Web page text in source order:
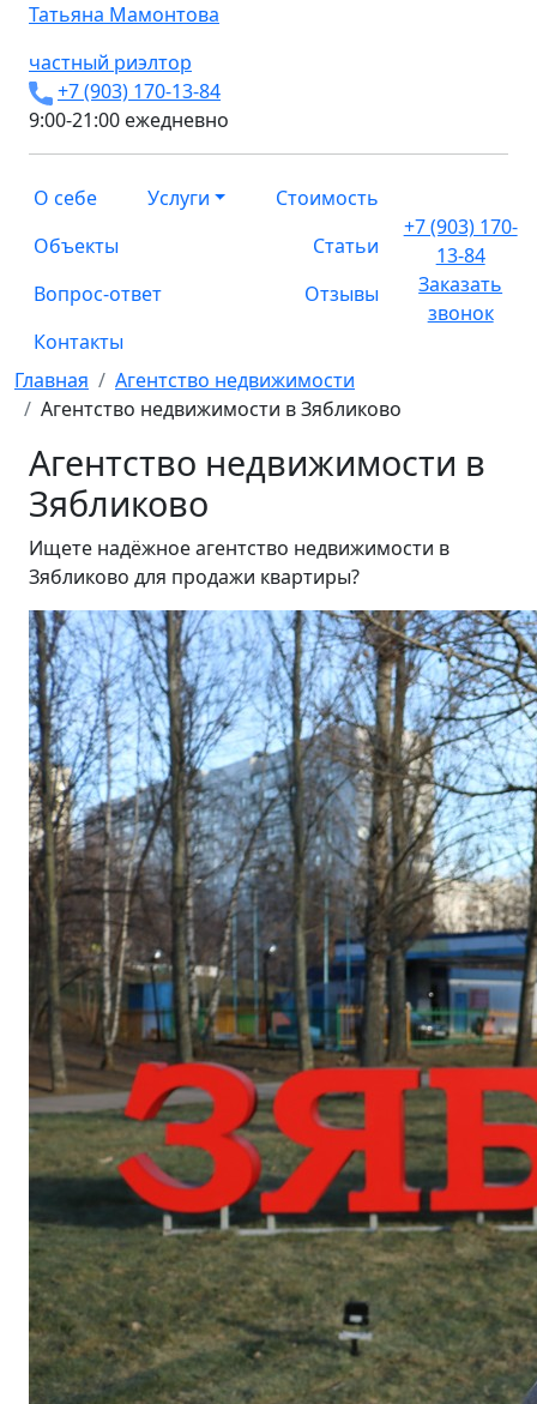
Татьяна Мамонтова
частный риэлтор
+7 (903) 170-13-84
9:00-21:00 ежедневно
О себе Услуги
Стоимость
Объекты
Статьи
Вопрос-ответ
Отзывы
Контакты
+7 (903) 170-
13-84
Заказать
звонок
Главная
Агентство недвижимости
Агентство недвижимости в Зябликово
Агентство недвижимости в
Зябликово
Ищете надёжное агентство недвижимости в
Зябликово для продажи квартиры?